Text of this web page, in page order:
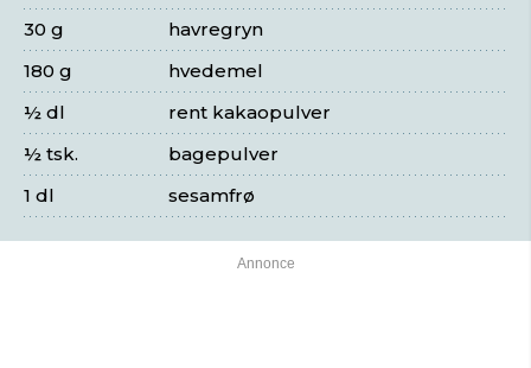
havregryn
30 g
hvedemel
180 g
rent kakaopulver
½ dl
bagepulver
½ tsk.
sesamfrø
1 dl